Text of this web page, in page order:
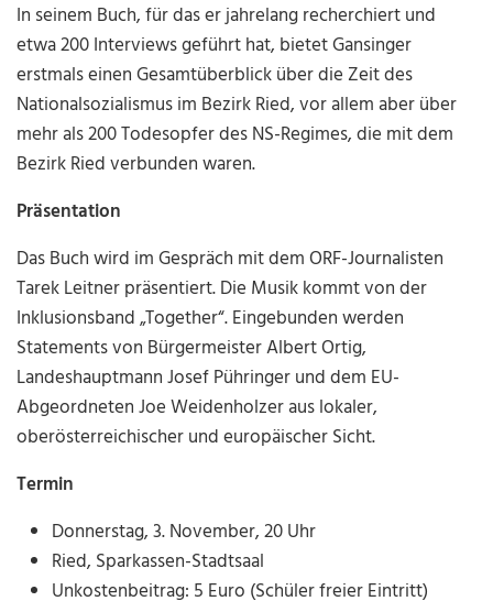
In seinem Buch, für das er jahrelang recherchiert und
etwa 200 Interviews geführt hat, bietet Gansinger
erstmals einen Gesamtüberblick über die Zeit des
Nationalsozialismus im Bezirk Ried, vor allem aber über
mehr als 200 Todesopfer des NS-Regimes, die mit dem
Bezirk Ried verbunden waren.
Präsentation
Das Buch wird im Gespräch mit dem ORF-Journalisten
Tarek Leitner präsentiert. Die Musik kommt von der
Inklusionsband „Together“. Eingebunden werden
Statements von Bürgermeister Albert Ortig,
Landeshauptmann Josef Pühringer und dem EU-
Abgeordneten Joe Weidenholzer aus lokaler,
oberösterreichischer und europäischer Sicht.
Termin
Donnerstag, 3. November, 20 Uhr
Ried, Sparkassen-Stadtsaal
Unkostenbeitrag: 5 Euro (Schüler freier Eintritt)